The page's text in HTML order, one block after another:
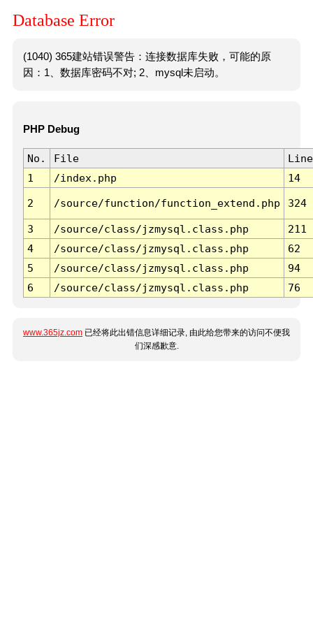
Database Error
(1040) 365建站错误警告：连接数据库失败，可能的原
因：1、数据库密码不对; 2、mysql未启动。
PHP Debug
No. File
Line
1
/index.php 14
2 /source/function/function_extend.php 324
3 /source/class/jzmysql.class.php
211
4
/source/class/jzmysql.class.php
62
5
/source/class/jzmysql.class.php
94
6
/source/class/jzmysql.class.php 76
www.365jz.com 已经将此出错信息详细记录, 由此给您带来的访问不便我
们深感歉意.